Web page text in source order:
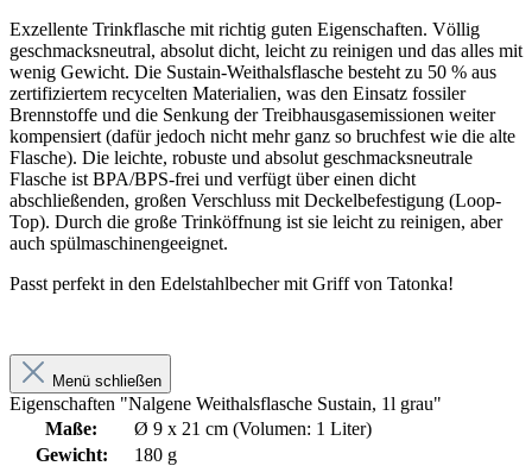
Exzellente Trinkflasche mit richtig guten Eigenschaften. Völlig
geschmacksneutral, absolut dicht, leicht zu reinigen und das alles mit
wenig Gewicht. Die Sustain-Weithalsflasche besteht zu 50 % aus
zertifiziertem recycelten Materialien, was den Einsatz fossiler
Brennstoffe und die Senkung der Treibhausgasemissionen weiter
kompensiert (dafür jedoch nicht mehr ganz so bruchfest wie die alte
Flasche). Die leichte, robuste und absolut geschmacksneutrale
Flasche ist BPA/BPS-frei und verfügt über einen dicht
abschließenden, großen Verschluss mit Deckelbefestigung (Loop-
Top). Durch die große Trinköffnung ist sie leicht zu reinigen, aber
auch spülmaschinengeeignet.
Passt perfekt in den Edelstahlbecher mit Griff von Tatonka!
Menü schließen
Eigenschaften "Nalgene Weithalsflasche Sustain, 1l grau"
Maße:
Ø 9 x 21 cm (Volumen: 1 Liter)
Gewicht:
180 g